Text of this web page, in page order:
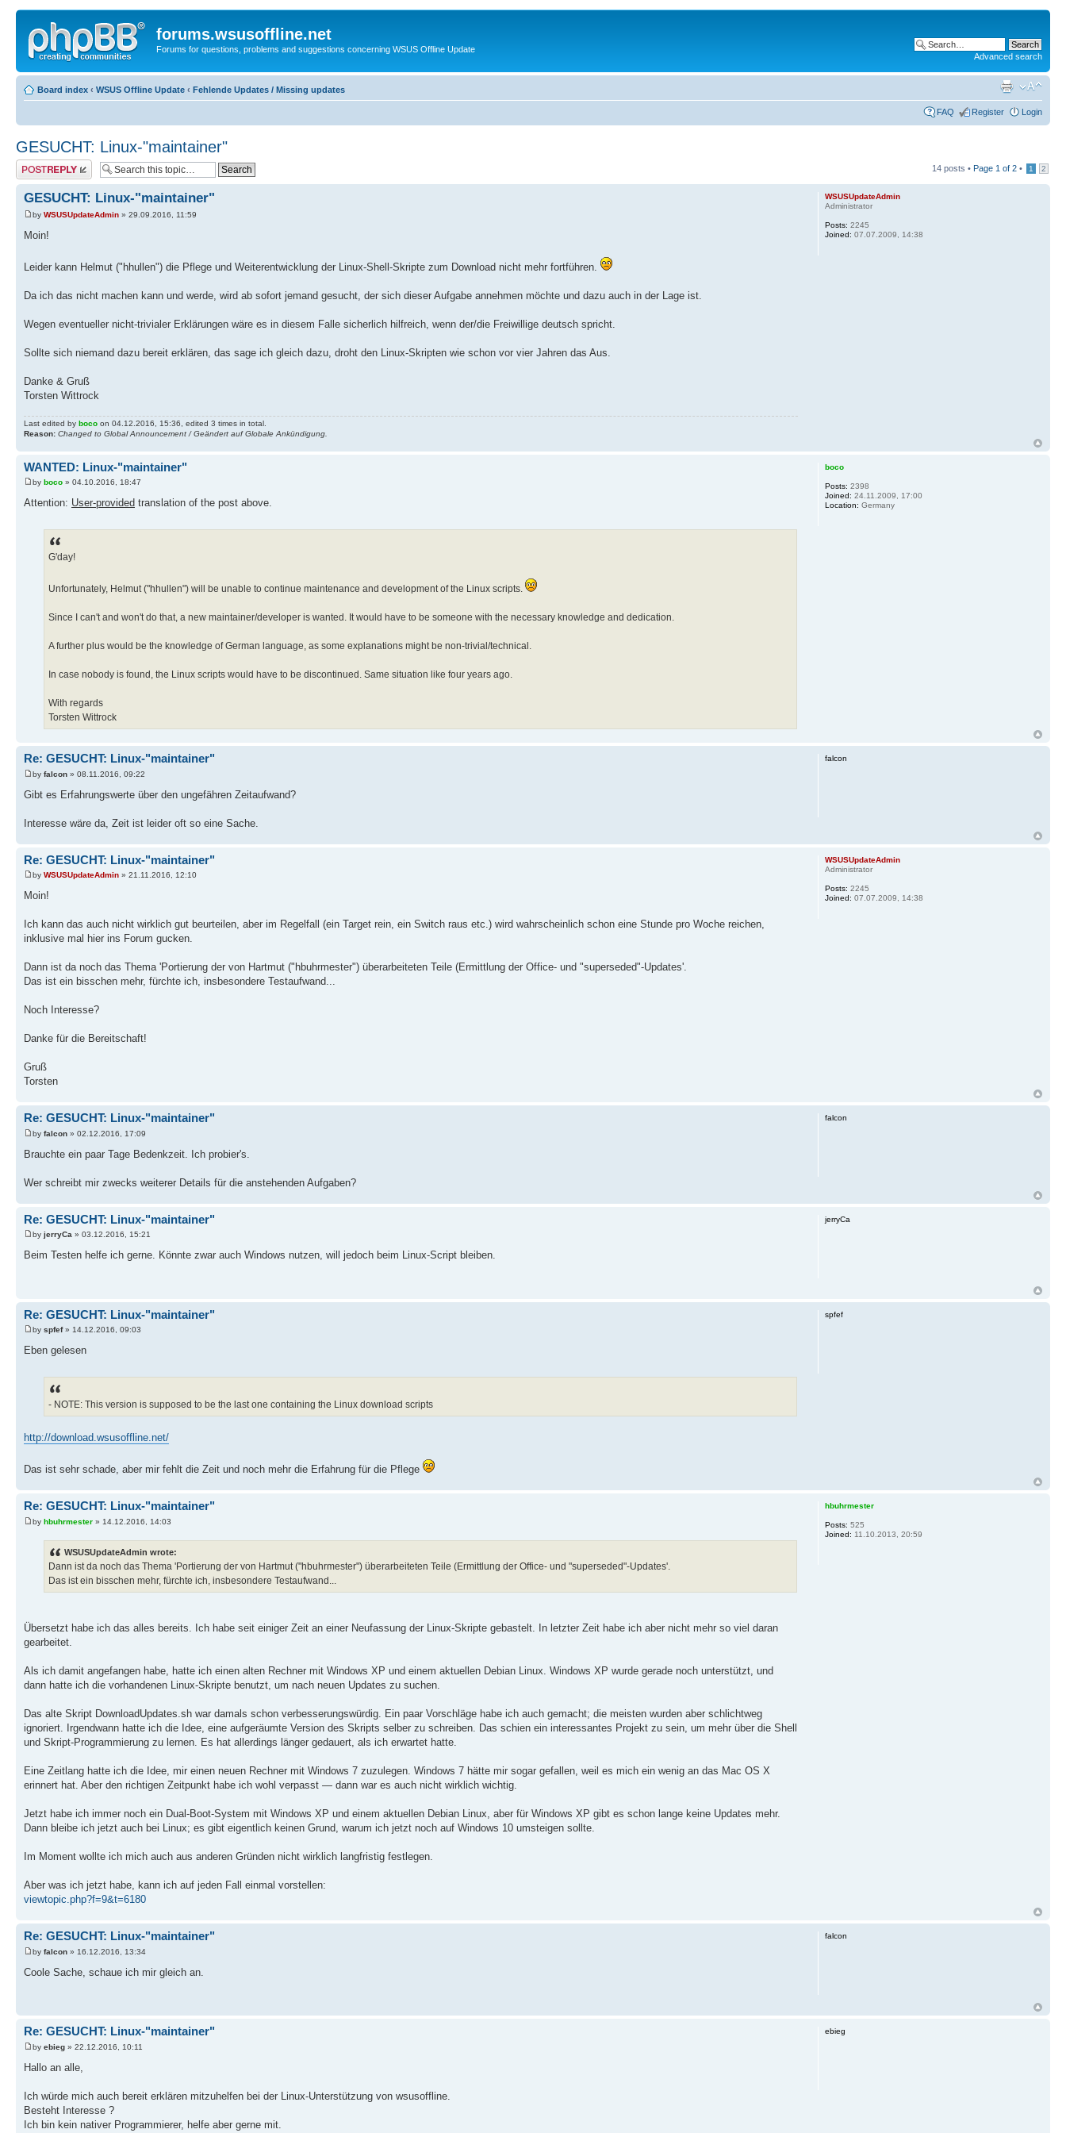
forums.wsusoffline.net
Forums for questions, problems and suggestions concerning WSUS Offline Update
Advanced search
Board index ‹ WSUS Offline Update ‹ Fehlende Updates / Missing updates
FAQ Register Login
GESUCHT: Linux-"maintainer"
Post a reply 14 posts • Page 1 of 2 • 1 2
GESUCHT: Linux-"maintainer"
by WSUSUpdateAdmin » 29.09.2016, 11:59
Moin!
Leider kann Helmut ("hhullen") die Pflege und Weiterentwicklung der Linux-Shell-Skripte zum Download nicht mehr fortführen.
Da ich das nicht machen kann und werde, wird ab sofort jemand gesucht, der sich dieser Aufgabe annehmen möchte und dazu auch in der Lage ist.
Wegen eventueller nicht-trivialer Erklärungen wäre es in diesem Falle sicherlich hilfreich, wenn der/die Freiwillige deutsch spricht.
Sollte sich niemand dazu bereit erklären, das sage ich gleich dazu, droht den Linux-Skripten wie schon vor vier Jahren das Aus.
Danke & Gruß
Torsten Wittrock
Last edited by boco on 04.12.2016, 15:36, edited 3 times in total.
Reason: Changed to Global Announcement / Geändert auf Globale Ankündigung.
WSUSUpdateAdmin
Administrator
Posts: 2245
Joined: 07.07.2009, 14:38
WANTED: Linux-"maintainer"
by boco » 04.10.2016, 18:47
Attention: User-provided translation of the post above.
G'day!
Unfortunately, Helmut ("hhullen") will be unable to continue maintenance and development of the Linux scripts.
Since I can't and won't do that, a new maintainer/developer is wanted. It would have to be someone with the necessary knowledge and dedication.
A further plus would be the knowledge of German language, as some explanations might be non-trivial/technical.
In case nobody is found, the Linux scripts would have to be discontinued. Same situation like four years ago.
With regards
Torsten Wittrock
boco
Posts: 2398
Joined: 24.11.2009, 17:00
Location: Germany
Re: GESUCHT: Linux-"maintainer"
by falcon » 08.11.2016, 09:22
Gibt es Erfahrungswerte über den ungefähren Zeitaufwand?
Interesse wäre da, Zeit ist leider oft so eine Sache.
falcon
Re: GESUCHT: Linux-"maintainer"
by WSUSUpdateAdmin » 21.11.2016, 12:10
Moin!
Ich kann das auch nicht wirklich gut beurteilen, aber im Regelfall (ein Target rein, ein Switch raus etc.) wird wahrscheinlich schon eine Stunde pro Woche reichen,
inklusive mal hier ins Forum gucken.
Dann ist da noch das Thema 'Portierung der von Hartmut ("hbuhrmester") überarbeiteten Teile (Ermittlung der Office- und "superseded"-Updates'.
Das ist ein bisschen mehr, fürchte ich, insbesondere Testaufwand...
Noch Interesse?
Danke für die Bereitschaft!
Gruß
Torsten
WSUSUpdateAdmin
Administrator
Posts: 2245
Joined: 07.07.2009, 14:38
Re: GESUCHT: Linux-"maintainer"
by falcon » 02.12.2016, 17:09
Brauchte ein paar Tage Bedenkzeit. Ich probier's.
Wer schreibt mir zwecks weiterer Details für die anstehenden Aufgaben?
falcon
Re: GESUCHT: Linux-"maintainer"
by jerryCa » 03.12.2016, 15:21
Beim Testen helfe ich gerne. Könnte zwar auch Windows nutzen, will jedoch beim Linux-Script bleiben.
jerryCa
Re: GESUCHT: Linux-"maintainer"
by spfef» 14.12.2016, 09:03
Eben gelesen
- NOTE: This version is supposed to be the last one containing the Linux download scripts
http://download.wsusoffline.net/
Das ist sehr schade, aber mir fehlt die Zeit und noch mehr die Erfahrung für die Pflege
spfef
Re: GESUCHT: Linux-"maintainer"
by hbuhrmester » 14.12.2016, 14:03
WSUSUpdateAdmin wrote:
Dann ist da noch das Thema 'Portierung der von Hartmut ("hbuhrmester") überarbeiteten Teile (Ermittlung der Office- und "superseded"-Updates'.
Das ist ein bisschen mehr, fürchte ich, insbesondere Testaufwand...
Übersetzt habe ich das alles bereits. Ich habe seit einiger Zeit an einer Neufassung der Linux-Skripte gebastelt. In letzter Zeit habe ich aber nicht mehr so viel daran
gearbeitet.
Als ich damit angefangen habe, hatte ich einen alten Rechner mit Windows XP und einem aktuellen Debian Linux. Windows XP wurde gerade noch unterstützt, und
dann hatte ich die vorhandenen Linux-Skripte benutzt, um nach neuen Updates zu suchen.
Das alte Skript DownloadUpdates.sh war damals schon verbesserungswürdig. Ein paar Vorschläge habe ich auch gemacht; die meisten wurden aber schlichtweg
ignoriert. Irgendwann hatte ich die Idee, eine aufgeräumte Version des Skripts selber zu schreiben. Das schien ein interessantes Projekt zu sein, um mehr über die Shell
und Skript-Programmierung zu lernen. Es hat allerdings länger gedauert, als ich erwartet hatte.
Eine Zeitlang hatte ich die Idee, mir einen neuen Rechner mit Windows 7 zuzulegen. Windows 7 hätte mir sogar gefallen, weil es mich ein wenig an das Mac OS X
erinnert hat. Aber den richtigen Zeitpunkt habe ich wohl verpasst — dann war es auch nicht wirklich wichtig.
Jetzt habe ich immer noch ein Dual-Boot-System mit Windows XP und einem aktuellen Debian Linux, aber für Windows XP gibt es schon lange keine Updates mehr.
Dann bleibe ich jetzt auch bei Linux; es gibt eigentlich keinen Grund, warum ich jetzt noch auf Windows 10 umsteigen sollte.
Im Moment wollte ich mich auch aus anderen Gründen nicht wirklich langfristig festlegen.
Aber was ich jetzt habe, kann ich auf jeden Fall einmal vorstellen:
viewtopic.php?f=9&t=6180
hbuhrmester
Posts: 525
Joined: 11.10.2013, 20:59
Re: GESUCHT: Linux-"maintainer"
by falcon » 16.12.2016, 13:34
Coole Sache, schaue ich mir gleich an.
falcon
Re: GESUCHT: Linux-"maintainer"
by ebieg » 22.12.2016, 10:11
Hallo an alle,
Ich würde mich auch bereit erklären mitzuhelfen bei der Linux-Unterstützung von wsusoffline.
Besteht Interesse ?
Ich bin kein nativer Programmierer, helfe aber gerne mit.
ebieg